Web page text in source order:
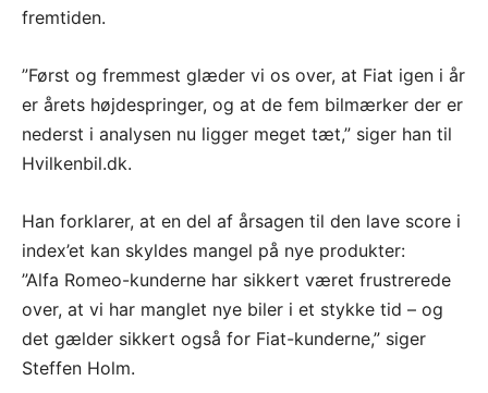
fremtiden.
”Først og fremmest glæder vi os over, at Fiat igen i år
er årets højdespringer, og at de fem bilmærker der er
nederst i analysen nu ligger meget tæt,” siger han til
Hvilkenbil.dk.
Han forklarer, at en del af årsagen til den lave score i
index’et kan skyldes mangel på nye produkter:
”Alfa Romeo-kunderne har sikkert været frustrerede
over, at vi har manglet nye biler i et stykke tid – og
det gælder sikkert også for Fiat-kunderne,” siger
Steffen Holm.